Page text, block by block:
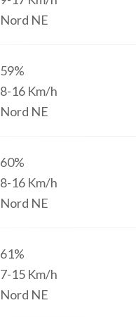
Nord NE
59%
8-16 Km/h
Nord NE
60%
8-16 Km/h
Nord NE
61%
7-15 Km/h
Nord NE